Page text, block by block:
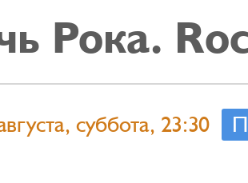
Рока.
суббота, 23:30